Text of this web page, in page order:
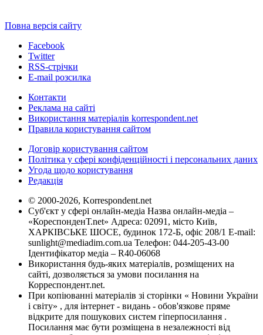
Повна версія сайту
Facebook
Twitter
RSS-стрічки
E-mail розсилка
Контакти
Реклама на сайті
Використання матеріалів korrespondent.net
Правила користування сайтом
Договір користування сайтом
Політика у сфері конфіденційності і персональних даних
Угода щодо користування
Редакція
© 2000-2026, Korrespondent.net
Суб'єкт у сфері онлайн-медіа Назва онлайн-медіа –
«КореспонденТ.net» Адреса: 02091, місто Київ,
ХАРКІВСЬКЕ ШОСЕ, будинок 172-Б, офіс 208/1 E-mail:
sunlight@mediadim.com.ua Телефон: 044-205-43-00
Ідентифікатор медіа – R40-06068
Використання будь-яких матеріалів, розміщених на
сайті, дозволяється за умови посилання на
Корреспондент.net.
При копіюванні матеріалів зі сторінки « Новини України
і світу» , для інтернет - видань - обов'язкове пряме
відкрите для пошукових систем гіперпосилання .
Посилання має бути розміщена в незалежності від